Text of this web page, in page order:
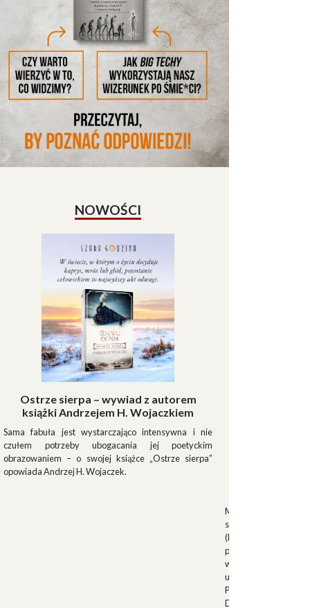
NOWOŚCI
Ostrze sierpa – wywiad z autorem
książki Andrzejem H. Wojaczkiem
Sama fabuła jest wystarczająco intensywna i nie
czułem potrzeby ubogacania jej poetyckim
obrazowaniem – o swojej książce „Ostrze sierpa”
opowiada Andrzej H. Wojaczek.
Muszkieterowie
stanowili elitarną
(Milizia Volontaria
pełniącą rolę
w latach 1923-
uroczystościach
Palazzo Venezia w
Duce.